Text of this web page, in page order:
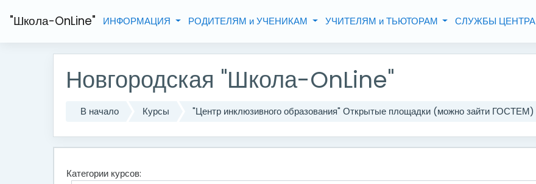
"Школа-OnLine" ИНФОРМАЦИЯ РОДИТЕЛЯМ и УЧЕНИКАМ УЧИТЕЛЯМ и ТЬЮТОРАМ СЛУЖБЫ ЦЕНТРА
Новгородская "Школа-OnLine"
В начало Курсы "Центр инклюзивного образования" Открытые площадки (можно зайти ГОСТЕМ)
Категории курсов: